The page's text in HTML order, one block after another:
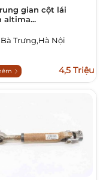
gian cột lái
altima...
Trưng,Hà Nội
4,5 Triệu